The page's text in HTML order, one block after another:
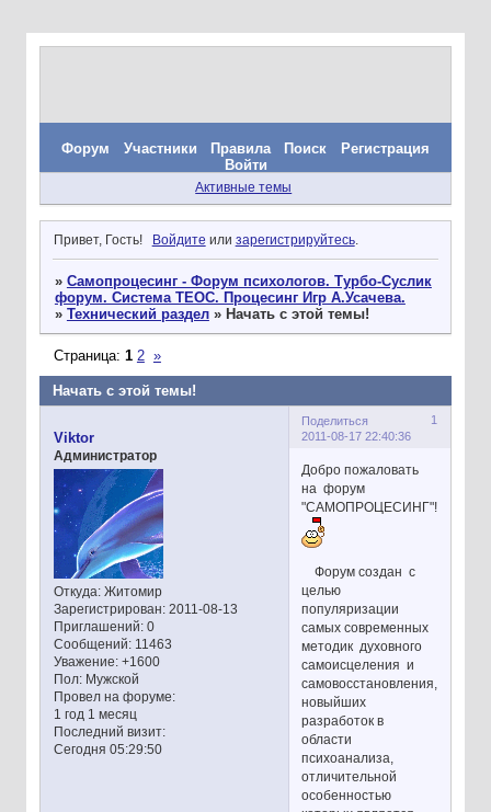
Форум Участники Правила Поиск
Регистрация
Войти
Активные темы
Привет, Гость! Войдите или зарегистрируйтесь.
» Самопроцесинг - Форум психологов. Турбо-Суслик
форум. Система ТЕОС. Процесинг Игр А.Усачева.
» Технический раздел » Начать с этой темы!
Начать с этой темы!
Страница: 1 2 »
Поделиться
1
2011-08-17 22:40:36
Viktor
Администратор
Откуда:Житомир
Зарегистрирован: 2011-08-13
Приглашений:0
Сообщений:11463
Уважение: +1600
Пол:Мужской
Провел на форуме:
1 год 1 месяц
Последний визит:
Сегодня 05:29:50
Добро пожаловать
на форум
"САМОПРОЦЕСИНГ"!
Форум создан с
целью
популяризации
самых современных
методик духовного
самоисцеления и
самовосстановления,
новыйших
разработок в
области
психоанализа,
отличительной
особенностью